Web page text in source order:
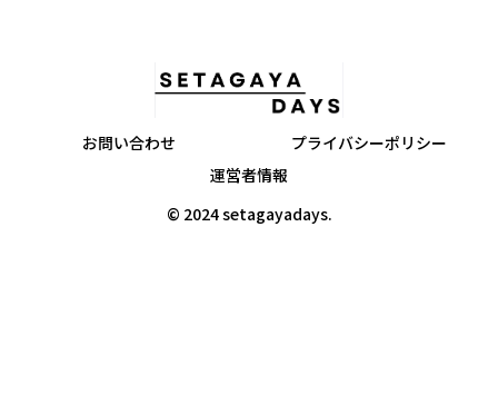
お問い合わせ
プライバシーポリシー
運営者情報
© 2024 setagayadays.